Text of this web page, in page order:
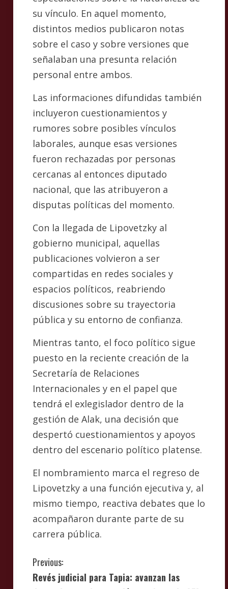
su vínculo. En aquel momento,
distintos medios publicaron notas
sobre el caso y sobre versiones que
señalaban una presunta relación
personal entre ambos.
Las informaciones difundidas también
incluyeron cuestionamientos y
rumores sobre posibles vínculos
laborales, aunque esas versiones
fueron rechazadas por personas
cercanas al entonces diputado
nacional, que las atribuyeron a
disputas políticas del momento.
Con la llegada de Lipovetzky al
gobierno municipal, aquellas
publicaciones volvieron a ser
compartidas en redes sociales y
espacios políticos, reabriendo
discusiones sobre su trayectoria
pública y su entorno de confianza.
Mientras tanto, el foco político sigue
puesto en la reciente creación de la
Secretaría de Relaciones
Internacionales y en el papel que
tendrá el exlegislador dentro de la
gestión de Alak, una decisión que
despertó cuestionamientos y apoyos
dentro del escenario político platense.
El nombramiento marca el regreso de
Lipovetzky a una función ejecutiva y, al
mismo tiempo, reactiva debates que lo
acompañaron durante parte de su
carrera pública.
C
Previous:
Revés judicial para Tapia: avanzan las